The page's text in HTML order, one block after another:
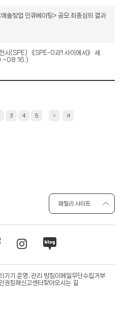
술창업 인큐베이팅> 공모 최종심의 결과
시(SPE) 《SPE-0과1 사이에서》 세
3 4 5
패밀리 사이트
기기 운영․관리 방침이메일무단수집거부
권침해신고센터 찾아오시는 길